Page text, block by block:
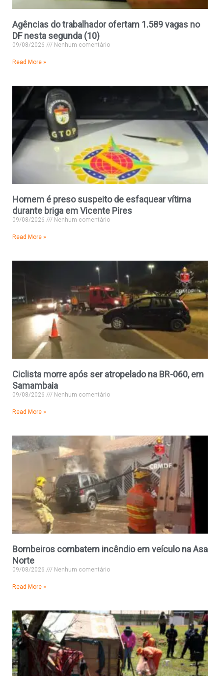
Agências do trabalhador ofertam 1.589 vagas no
DF nesta segunda (10)
09/08/2026 Nenhum comentário
Read More »
Homem é preso suspeito de esfaquear vítima
durante briga em Vicente Pires
09/08/2026 Nenhum comentário
Read More »
Ciclista morre após ser atropelado na BR-060, em
Samambaia
09/08/2026 Nenhum comentário
Read More »
Bombeiros combatem incêndio em veículo na Asa
Norte
09/08/2026 Nenhum comentário
Read More »